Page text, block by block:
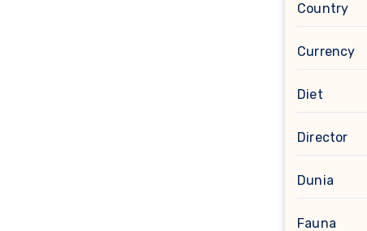
Country
Currency
Diet
Director
Dunia
Fauna